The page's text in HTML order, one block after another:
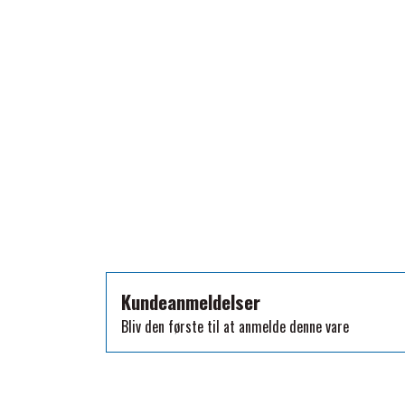
Kundeanmeldelser
Bliv den første til at anmelde denne vare